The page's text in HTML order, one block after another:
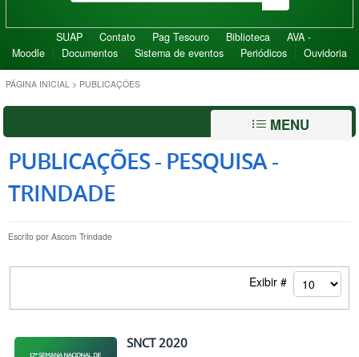
SUAP Contato Pag Tesouro Biblioteca
AVA -
Moodle
Documentos Sistema de eventos Periódicos Ouvidoria
PÁGINA INICIAL > PUBLICAÇÕES
MENU
PUBLICAÇÕES - PESQUISA -
TRINDADE
Escrito por Ascom Trindade
Exibir #
SNCT 2020